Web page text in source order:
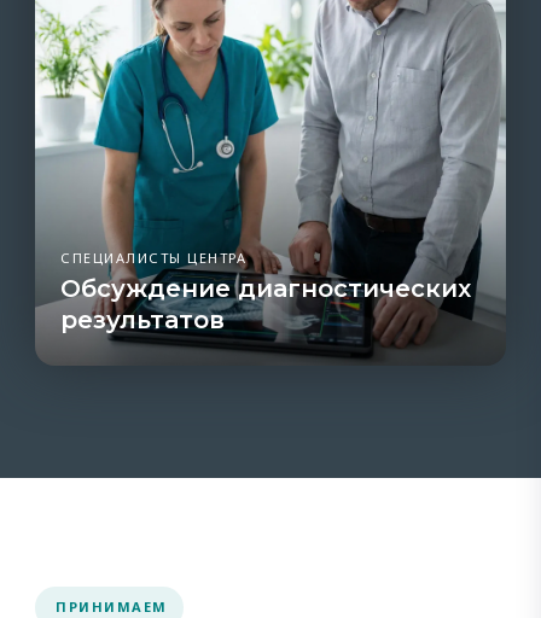
Обсуждение диагностических
результатов
СПЕЦИАЛИСТЫ ЦЕНТРА
ПРИНИМАЕМ